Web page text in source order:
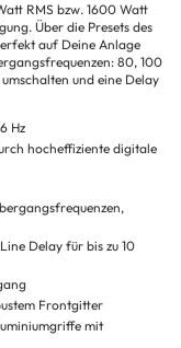
RMS bzw. 1600 Watt
Über die Presets des
auf Deine Anlage
80, 100
und eine Delay
Hz
hocheffiziente digitale
Delay für bis zu 10
Frontgitter
mit